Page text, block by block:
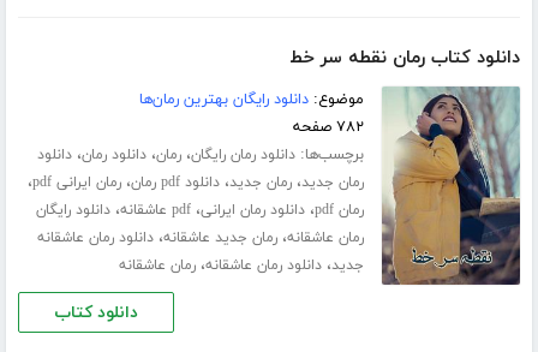
دانلود کتاب رمان نقطه سر خط
موضوع:دانلود رایگان بهترین رمان‌ها
۷۸۲ صفحه
برچسب‌ها:دانلود رمان رایگان،رمان،دانلود رمان،دانلود
رمان جدید،رمان جدید،دانلود pdf رمان ،رمان ایرانی pdf ،
رمان pdf ،دانلود رمان ایرانی،pdf عاشقانه ،دانلود رایگان
رمان عاشقانه،رمان جدید عاشقانه،دانلود رمان عاشقانه
جدید،دانلود رمان عاشقانه،رمان عاشقانه
دانلود کتاب